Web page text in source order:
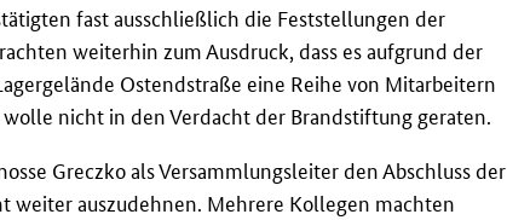
fast ausschließlich die Feststellungen der
weiterhin zum Ausdruck, dass es aufgrund der
Ostendstraße eine Reihe von Mitarbeitern
nicht in den Verdacht der Brandstiftung geraten.
Greczko als Versammlungsleiter den Abschluss der
weiter auszudehnen. Mehrere Kollegen machten